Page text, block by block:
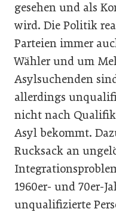
gesehen und als
wird. Die Politik
Parteien immer
Wähler und um
Asylsuchenden
allerdings
nicht nach
Asyl bekommt.
Rucksack an
1960er- und 70er-
unqualifizierte